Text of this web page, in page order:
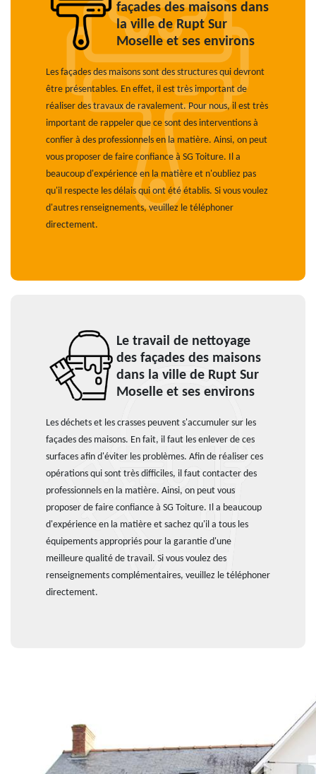
façades des maisons dans
la ville de Rupt Sur
Moselle et ses environs
Les façades des maisons sont des structures qui devront
être présentables. En effet, il est très important de
réaliser des travaux de ravalement. Pour nous, il est très
important de rappeler que ce sont des interventions à
confier à des professionnels en la matière. Ainsi, on peut
vous proposer de faire confiance à SG Toiture. Il a
beaucoup d'expérience en la matière et n'oubliez pas
qu'il respecte les délais qui ont été établis. Si vous voulez
d'autres renseignements, veuillez le téléphoner
directement.
Le travail de nettoyage
des façades des maisons
dans la ville de Rupt Sur
Moselle et ses environs
Les déchets et les crasses peuvent s'accumuler sur les
façades des maisons. En fait, il faut les enlever de ces
surfaces afin d'éviter les problèmes. Afin de réaliser ces
opérations qui sont très difficiles, il faut contacter des
professionnels en la matière. Ainsi, on peut vous
proposer de faire confiance à SG Toiture. Il a beaucoup
d'expérience en la matière et sachez qu'il a tous les
équipements appropriés pour la garantie d'une
meilleure qualité de travail. Si vous voulez des
renseignements complémentaires, veuillez le téléphoner
directement.